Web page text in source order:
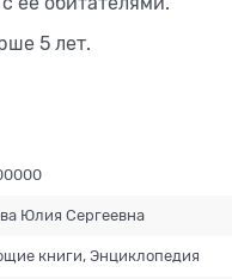
5 лет.
Юлия Сергеевна
книги, Энциклопедия